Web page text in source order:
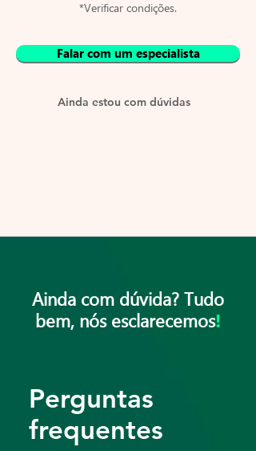
*Verificar condições.
Falar com um especialista
Ainda estou com dúvidas
Ainda com dúvida? Tudo
bem, nós esclarecemos!
Perguntas
frequentes